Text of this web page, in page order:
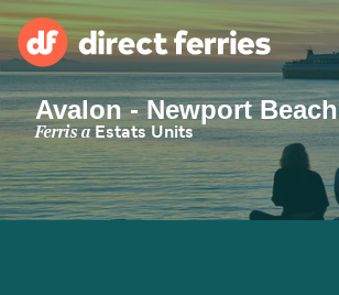
Països
Bitllets de Ferry
Avalon - Newport Beach
Ferris aEstats Units